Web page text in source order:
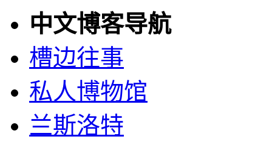
中文博客导航
槽边往事
私人博物馆
兰斯洛特